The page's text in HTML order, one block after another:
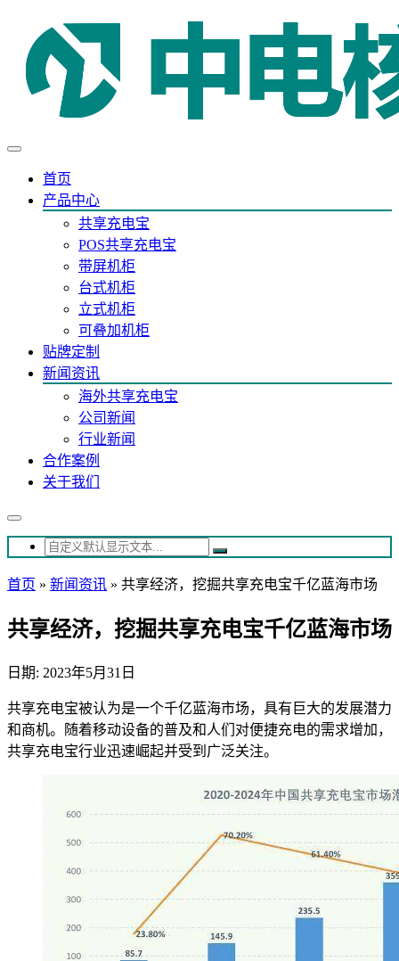
首页
产品中心
共享充电宝
POS共享充电宝
带屏机柜
台式机柜
立式机柜
可叠加机柜
贴牌定制
新闻资讯
海外共享充电宝
公司新闻
行业新闻
合作案例
关于我们
首页 » 新闻资讯 » 共享经济，挖掘共享充电宝千亿蓝海市场
共享经济，挖掘共享充电宝千亿蓝海市场
日期: 2023年5月31日
共享充电宝被认为是一个千亿蓝海市场，具有巨大的发展潜力
和商机。随着移动设备的普及和人们对便捷充电的需求增加，
共享充电宝行业迅速崛起并受到广泛关注。